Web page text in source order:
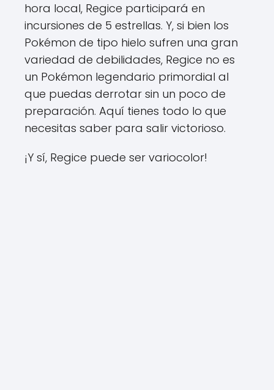
hora local, Regice participará en
incursiones de 5 estrellas. Y, si bien los
Pokémon de tipo hielo sufren una gran
variedad de debilidades, Regice no es
un Pokémon legendario primordial al
que puedas derrotar sin un poco de
preparación. Aquí tienes todo lo que
necesitas saber para salir victorioso.
¡Y sí, Regice puede ser variocolor!